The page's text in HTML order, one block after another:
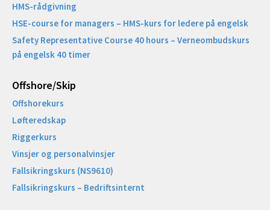
HMS-rådgivning
HSE-course for managers – HMS-kurs for ledere på engelsk
Safety Representative Course 40 hours – Verneombudskurs
på engelsk 40 timer
Offshore/Skip​
Offshorekurs
Løfteredskap
Riggerkurs
Vinsjer og personalvinsjer
Fallsikringskurs (NS9610)
Fallsikringskurs – Bedriftsinternt